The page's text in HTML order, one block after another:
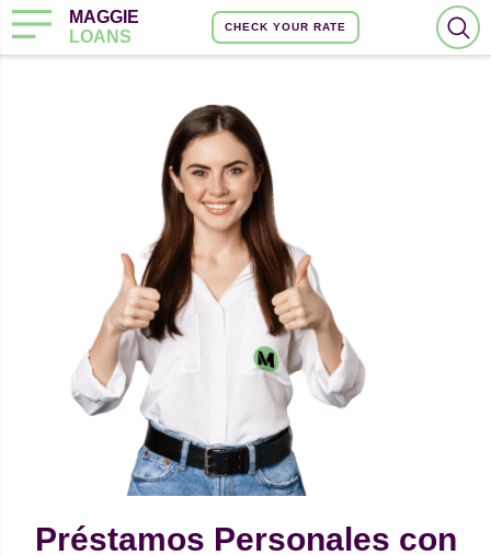
MAGGIE
LOANS
CHECK YOUR RATE
Préstamos Personales con